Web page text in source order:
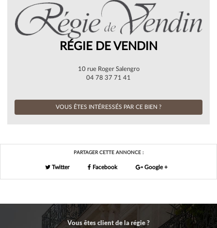
RÉGIE DE VENDIN
10 rue Roger Salengro
04 78 37 71 41
VOUS ÊTES INTÉRESSÉS PAR CE BIEN ?
PARTAGER CETTE ANNONCE :
Twitter Facebook Google +
Vous êtes client de la régie ?